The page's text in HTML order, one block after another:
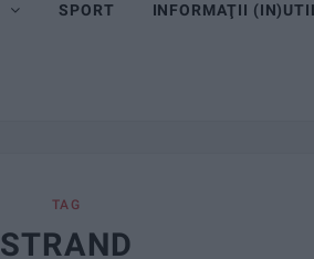
SPORT INFORMAŢII
TAG
STRAND